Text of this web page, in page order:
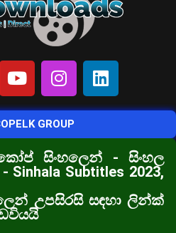
GROUP
සිංහලෙන් - සිංහල
Subtitles 2023,
උපසිරසි සඳහා ලින්ක්